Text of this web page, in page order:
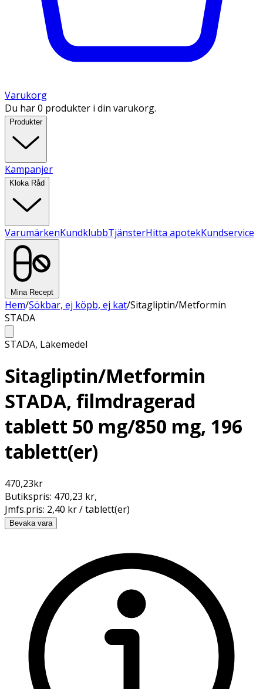
Varukorg
Du har 0 produkter i din varukorg.
Produkter
Kampanjer
Kloka Råd
VarumärkenKundklubbTjänsterHitta apotekKundservice
Mina Recept
Hem/Sökbar, ej köpb, ej kat/Sitagliptin/Metformin
STADA
STADA, Läkemedel
Sitagliptin/Metformin
STADA, filmdragerad
tablett 50 mg/850 mg, 196
tablett(er)
470,23kr
Butikspris: 470,23 kr,
Jmfs.pris: 2,40 kr / tablett(er)
Bevaka vara